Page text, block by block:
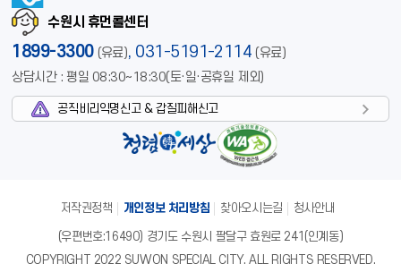
수원시 휴먼콜센터
1899-3300 (유료), 031-5191-2114 (유료)
상담시간 : 평일 08:30~18:30(토·일·공휴일 제외)
공직비리익명신고 & 갑질피해신고
저작권정책 개인정보 처리방침 찾아오시는길 청사안내
(우편번호:16490) 경기도 수원시 팔달구 효원로 241(인계동)
COPYRIGHT 2022 SUWON SPECIAL CITY. ALL RIGHTS RESERVED.